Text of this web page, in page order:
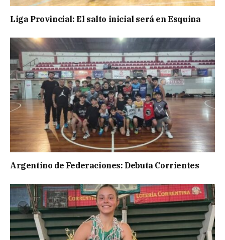
Liga Provincial: El salto inicial será en Esquina
Argentino de Federaciones: Debuta Corrientes